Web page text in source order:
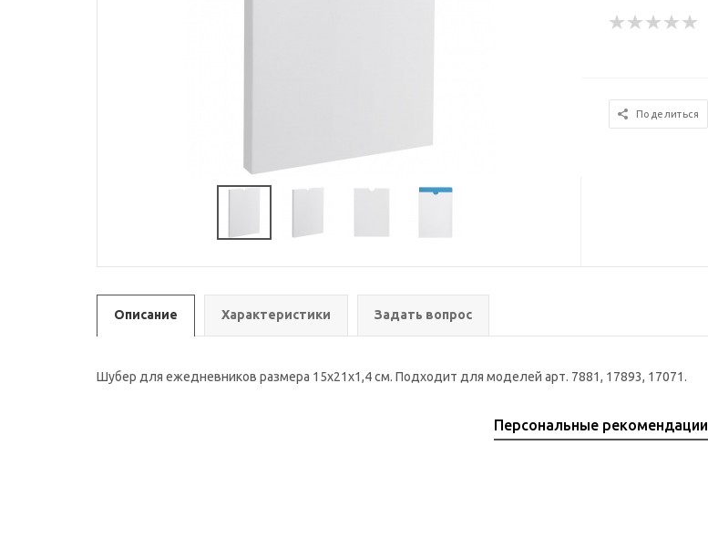
Поделиться
Описание Характеристики Задать вопрос
Шубер для ежедневников размера 15х21х1,4 см. Подходит для моделей арт. 7881, 17893, 17071.
Персональные рекомендации